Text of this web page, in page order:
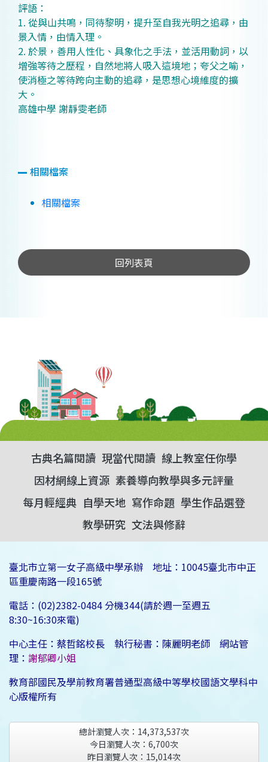
評語：
1. 從與山共鳴，同待黎明，提升至自我光明之追尋，由
景入情，由情入理。
2. 於景，善用人性化、具象化之手法，並活用動詞，以
增強等待之歷程，自然地將人吸入這境地；夸父之喻，
使消極之等待跨向主動的追尋，是思想心境維度的擴
大。
高雄中學 謝靜雯老師
相關檔案
相關檔案
回列表頁
古典名篇閱讀 現當代閱讀 線上教室任你學
因材網線上資源 素養導向教學與多元評量
每月輕經典 自學天地 寫作命題 學生作品選登
教學研究 文法與修辭
臺北市立第一女子高級中學承辦 地址：10045臺北市中正
區重慶南路一段165號
電話：(02)2382-0484 分機344(請於週一至週五
8:30~16:30來電)
中心主任：蔡哲銘校長 執行秘書：陳麗明老師 網站管
理： 謝郁卿小姐
教育部國民及學前教育署普通型高級中等學校國語文學科中
心版權所有
總計瀏覽人次： 14,373,537次
今日瀏覽人次： 6,700次
昨日瀏覽人次： 15,014次